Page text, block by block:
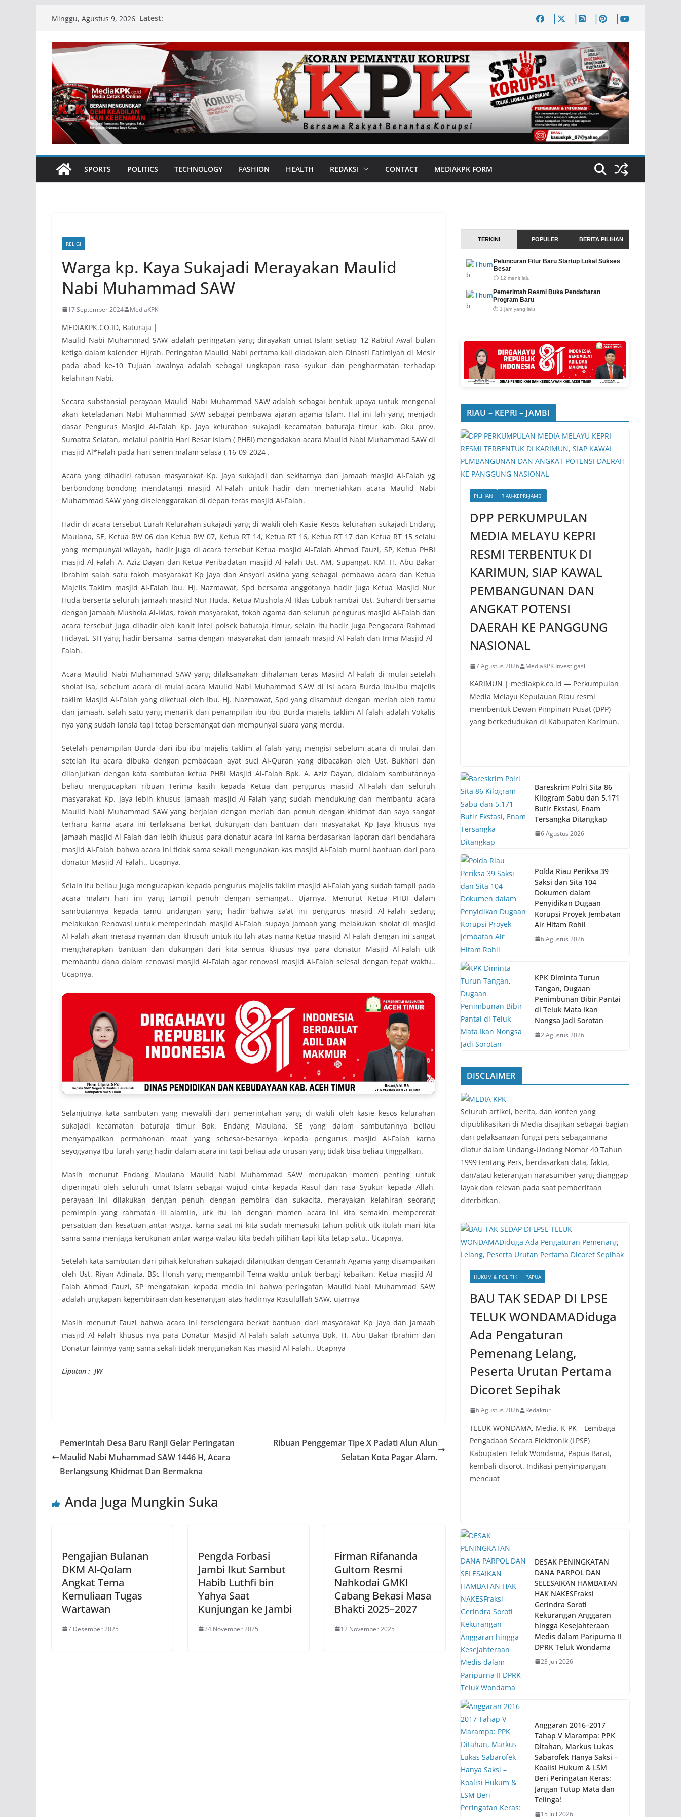
content
Minggu, Agustus 9, 2026 Latest:
SPORTS POLITICS TECHNOLOGY FASHION HEALTH REDAKSI CONTACT MEDIAKPK FORM
RELIGI
Warga kp. Kaya Sukajadi Merayakan Maulid
Nabi Muhammad SAW
17 September 2024 MediaKPK
MEDIAKPK.CO.ID, Baturaja |
Maulid Nabi Muhammad SAW adalah peringatan yang dirayakan umat Islam setiap 12 Rabiul Awal bulan
ketiga dalam kalender Hijrah. Peringatan Maulid Nabi pertama kali diadakan oleh Dinasti Fatimiyah di Mesir
pada abad ke-10 Tujuan awalnya adalah sebagai ungkapan rasa syukur dan penghormatan terhadap
kelahiran Nabi.
Secara substansial perayaan Maulid Nabi Muhammad SAW adalah sebagai bentuk upaya untuk mengenal
akan keteladanan Nabi Muhammad SAW sebagai pembawa ajaran agama Islam. Hal ini lah yang menjadi
dasar Pengurus Masjid Al-Falah Kp. Jaya kelurahan sukajadi kecamatan baturaja timur kab. Oku prov.
Sumatra Selatan, melalui panitia Hari Besar Islam ( PHBI) mengadakan acara Maulid Nabi Muhammad SAW di
masjid Al*Falah pada hari senen malam selasa ( 16-09-2024 .
Acara yang dihadiri ratusan masyarakat Kp. Jaya sukajadi dan sekitarnya dan jamaah masjid Al-Falah yg
berbondong-bondong mendatangi masjid Al-Falah untuk hadir dan memeriahkan acara Maulid Nabi
Muhammad SAW yang diselenggarakan di depan teras masjid Al-Falah.
Hadir di acara tersebut Lurah Kelurahan sukajadi yang di wakili oleh Kasie Kesos kelurahan sukajadi Endang
Maulana, SE, Ketua RW 06 dan Ketua RW 07, Ketua RT 14, Ketua RT 16, Ketua RT 17 dan Ketua RT 15 selalu
yang mempunyai wilayah, hadir juga di acara tersebut Ketua masjid Al-Falah Ahmad Fauzi, SP, Ketua PHBI
masjid Al-Falah A. Aziz Dayan dan Ketua Peribadatan masjid Al-Falah Ust. AM. Supangat. KM, H. Abu Bakar
Ibrahim salah satu tokoh masyarakat Kp Jaya dan Ansyori askina yang sebagai pembawa acara dan Ketua
Majelis Taklim masjid Al-Falah Ibu. Hj. Nazmawat, Spd bersama anggotanya hadir juga Ketua Masjid Nur
Huda berserta seluruh jamaah masjid Nur Huda, Ketua Mushola Al-Iklas Lubuk rambai Ust. Suhardi bersama
dengan jamaah Mushola Al-Iklas, tokoh masyarakat, tokoh agama dan seluruh pengurus masjid Al-Falah dan
acara tersebut juga dihadir oleh kanit Intel polsek baturaja timur, selain itu hadir juga Pengacara Rahmad
Hidayat, SH yang hadir bersama- sama dengan masyarakat dan jamaah masjid Al-Falah dan Irma Masjid Al-
Falah.
Acara Maulid Nabi Muhammad SAW yang dilaksanakan dihalaman teras Masjid Al-Falah di mulai setelah
sholat Isa, sebelum acara di mulai acara Maulid Nabi Muhammad SAW di isi acara Burda Ibu-Ibu majelis
taklim Masjid Al-Falah yang diketuai oleh Ibu. Hj. Nazmawat, Spd yang disambut dengan meriah oleh tamu
dan jamaah, salah satu yang menarik dari penampilan ibu-ibu Burda majelis taklim Al-falah adalah Vokalis
nya yang sudah lansia tapi tetap bersemangat dan mempunyai suara yang merdu.
Setelah penampilan Burda dari ibu-ibu majelis taklim al-falah yang mengisi sebelum acara di mulai dan
setelah itu acara dibuka dengan pembacaan ayat suci Al-Quran yang dibacakan oleh Ust. Bukhari dan
dilanjutkan dengan kata sambutan ketua PHBI Masjid Al-Falah Bpk. A. Aziz Dayan, didalam sambutannya
beliau mengucapkan ribuan Terima kasih kepada Ketua dan pengurus masjid Al-Falah dan seluruh
masyarakat Kp. Jaya lebih khusus jamaah masjid Al-Falah yang sudah mendukung dan membantu acara
Maulid Nabi Muhammad SAW yang berjalan dengan meriah dan penuh dengan khidmat dan saya sangat
terharu karna acara ini terlaksana berkat dukungan dan bantuan dari masyarakat Kp Jaya khusus nya
jamaah masjid Al-Falah dan lebih khusus para donatur acara ini karna berdasarkan laporan dari bendahara
masjid Al-Falah bahwa acara ini tidak sama sekali mengunakan kas masjid Al-Falah murni bantuan dari para
donatur Masjid Al-Falah.. Ucapnya.
Selain itu beliau juga mengucapkan kepada pengurus majelis taklim masjid Al-Falah yang sudah tampil pada
acara malam hari ini yang tampil penuh dengan semangat.. Ujarnya. Menurut Ketua PHBI dalam
sambutannya kepada tamu undangan yang hadir bahwa sa’at ini pengurus masjid Al-Falah sedang
melakukan Renovasi untuk memperindah masjid Al-Falah supaya jamaah yang melakukan sholat di masjid
Al-Falah akan merasa nyaman dan khusuh untuk itu lah atas nama Ketua masjid Al-Falah dengan ini sangat
mengharapkan bantuan dan dukungan dari kita semua khusus nya para donatur Masjid Al-Falah utk
membantu dana dalam renovasi masjid Al-Falah agar renovasi masjid Al-Falah selesai dengan tepat waktu..
Ucapnya.
Selanjutnya kata sambutan yang mewakili dari pemerintahan yang di wakili oleh kasie kesos kelurahan
sukajadi kecamatan baturaja timur Bpk. Endang Maulana, SE yang dalam sambutannya beliau
menyampaikan permohonan maaf yang sebesar-besarnya kepada pengurus masjid Al-Falah karna
seyogyanya Ibu lurah yang hadir dalam acara ini tapi beliau ada urusan yang tidak bisa beliau tinggalkan.
Masih menurut Endang Maulana Maulid Nabi Muhammad SAW merupakan momen penting untuk
diperingati oleh seluruh umat Islam sebagai wujud cinta kepada Rasul dan rasa Syukur kepada Allah,
perayaan ini dilakukan dengan penuh dengan gembira dan sukacita, merayakan kelahiran seorang
pemimpin yang rahmatan lil alamiin, utk itu lah dengan momen acara ini kita semakin mempererat
persatuan dan kesatuan antar wsrga, karna saat ini kita sudah memasuki tahun politik utk itulah mari kita
sama-sama menjaga kerukunan antar warga walau kita bedah pilihan tapi kita tetap satu.. Ucapnya.
Setelah kata sambutan dari pihak kelurahan sukajadi dilanjutkan dengan Ceramah Agama yang disampaikan
oleh Ust. Riyan Adinata, BSc Honsh yang mengambil Tema waktu untuk berbagi kebaikan. Ketua masjid Al-
Falah Ahmad Fauzi, SP mengatakan kepada media ini bahwa peringatan Maulid Nabi Muhammad SAW
adalah ungkapan kegembiraan dan kesenangan atas hadirnya Rosulullah SAW, ujarnya
Masih menurut Fauzi bahwa acara ini terselengara berkat bantuan dari masyarakat Kp Jaya dan jamaah
masjid Al-Falah khusus nya para Donatur Masjid Al-Falah salah satunya Bpk. H. Abu Bakar Ibrahim dan
Donatur lainnya yang sama sekali tidak mengunakan Kas masjid Al-Falah.. Ucapnya
Liputan : JW
Pemerintah Desa Baru Ranji Gelar Peringatan
Maulid Nabi Muhammad SAW 1446 H, Acara
Berlangsung Khidmat Dan Bermakna
Ribuan Penggemar Tipe X Padati Alun Alun
Selatan Kota Pagar Alam.
Anda Juga Mungkin Suka
Pengajian Bulanan
DKM Al-Qolam
Angkat Tema
Kemuliaan Tugas
Wartawan
7 Desember 2025
Pengda Forbasi
Jambi Ikut Sambut
Habib Luthfi bin
Yahya Saat
Kunjungan ke Jambi
24 November 2025
Firman Rifananda
Gultom Resmi
Nahkodai GMKI
Cabang Bekasi Masa
Bhakti 2025–2027
12 November 2025
TERKINI POPULER BERITA PILIHAN
Peluncuran Fitur Baru Startup Lokal Sukses
Besar
⏱️ 12 menit lalu
Pemerintah Resmi Buka Pendaftaran
Program Baru
⏱️ 1 jam yang lalu
RIAU – KEPRI – JAMBI
PILIHAN RIAU-KEPRI-JAMBI
DPP PERKUMPULAN
MEDIA MELAYU KEPRI
RESMI TERBENTUK DI
KARIMUN, SIAP KAWAL
PEMBANGUNAN DAN
ANGKAT POTENSI
DAERAH KE PANGGUNG
NASIONAL
7 Agustus 2026 MediaKPK Investigasi
KARIMUN | mediakpk.co.id — Perkumpulan
Media Melayu Kepulauan Riau resmi
membentuk Dewan Pimpinan Pusat (DPP)
yang berkedudukan di Kabupaten Karimun.
Bareskrim Polri Sita 86
Kilogram Sabu dan 5.171
Butir Ekstasi, Enam
Tersangka Ditangkap
6 Agustus 2026
Polda Riau Periksa 39
Saksi dan Sita 104
Dokumen dalam
Penyidikan Dugaan
Korupsi Proyek Jembatan
Air Hitam Rohil
6 Agustus 2026
KPK Diminta Turun
Tangan, Dugaan
Penimbunan Bibir Pantai
di Teluk Mata Ikan
Nongsa Jadi Sorotan
2 Agustus 2026
DISCLAIMER
‎Seluruh artikel, berita, dan konten yang
dipublikasikan di Media disajikan sebagai bagian
dari pelaksanaan fungsi pers sebagaimana
diatur dalam Undang-Undang Nomor 40 Tahun
1999 tentang Pers, berdasarkan data, fakta,
dan/atau keterangan narasumber yang dianggap
layak dan relevan pada saat pemberitaan
diterbitkan.
HUKUM & POLITIK PAPUA
BAU TAK SEDAP DI LPSE
TELUK WONDAMADiduga
Ada Pengaturan
Pemenang Lelang,
Peserta Urutan Pertama
Dicoret Sepihak
6 Agustus 2026 Redaktur
TELUK WONDAMA, Media. K-PK – Lembaga
Pengadaan Secara Elektronik (LPSE)
Kabupaten Teluk Wondama, Papua Barat,
kembali disorot. Indikasi penyimpangan
mencuat
DESAK PENINGKATAN
DANA PARPOL DAN
SELESAIKAN HAMBATAN
HAK NAKESFraksi
Gerindra Soroti
Kekurangan Anggaran
hingga Kesejahteraan
Medis dalam Paripurna II
DPRK Teluk Wondama
23 Juli 2026
Anggaran 2016–2017
Tahap V Marampa: PPK
Ditahan, Markus Lukas
Sabarofek Hanya Saksi –
Koalisi Hukum & LSM
Beri Peringatan Keras:
Jangan Tutup Mata dan
Telinga!
15 Juli 2026